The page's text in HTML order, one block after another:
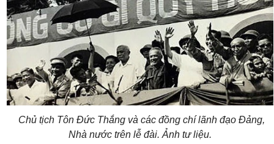
Chủ tịch Tôn Đức Thắng và các đồng chí lãnh đạo Đảng,
Nhà nước trên lễ đài. Ảnh tư liệu.